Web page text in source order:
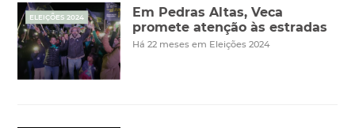
ELEIÇÕES 2024
Em Pedras Altas, Veca
promete atenção às estradas
Há 22 meses em Eleições 2024